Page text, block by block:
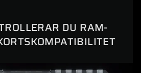
DU RAM-